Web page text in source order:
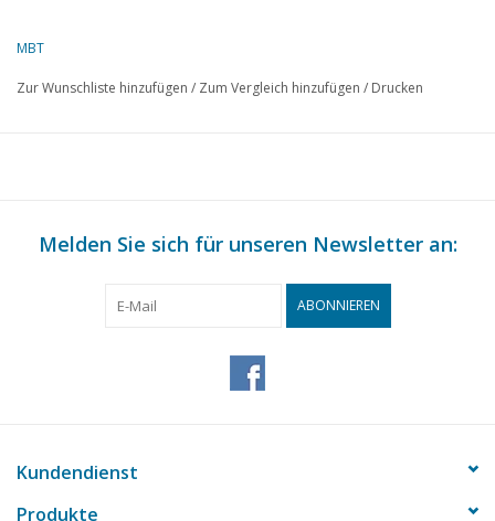
MBT
Zur Wunschliste hinzufügen / Zum Vergleich hinzufügen / Drucken
Melden Sie sich für unseren Newsletter an:
ABONNIEREN
Kundendienst
Produkte